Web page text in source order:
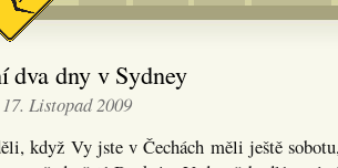
dva dny v Sydney
Listopad 2009
když Vy jste v Čechách měli ještě